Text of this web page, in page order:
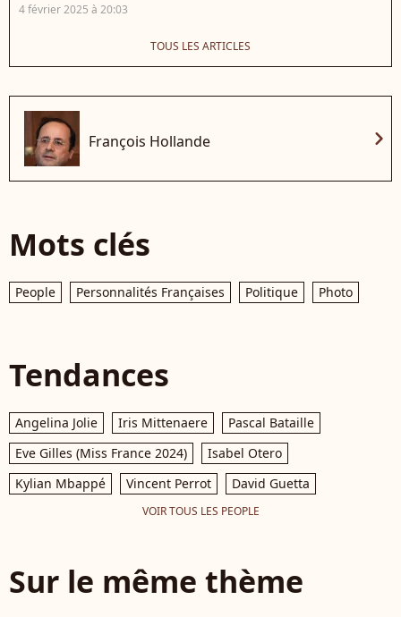
4 février 2025 à 20:03
TOUS LES ARTICLES
François Hollande chevron_right
Mots clés
People Personnalités Françaises Politique Photo
Tendances
Angelina Jolie Iris Mittenaere
Pascal Bataille
Eve Gilles (Miss France 2024)
Isabel Otero
Kylian Mbappé
Vincent Perrot David Guetta
VOIR TOUS LES PEOPLE
Sur le même thème